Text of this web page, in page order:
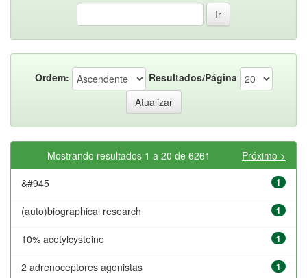
Ordem: Resultados/Página
Mostrando resultados 1 a 20 de 6261
Próximo >
&#945
1
(auto)biographical research 1
10% acetylcysteine 1
2 adrenoceptores agonistas 1